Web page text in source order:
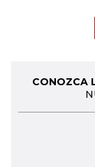
CONOZCA